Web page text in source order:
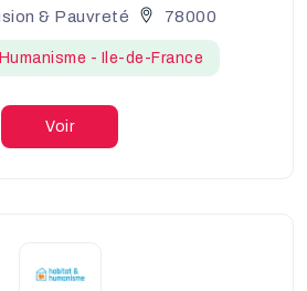
& Pauvreté 78000
- Ile-de-France
Voir